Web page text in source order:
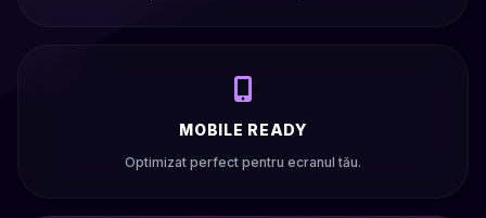
MOBILE READY
Optimizat perfect pentru ecranul tău.